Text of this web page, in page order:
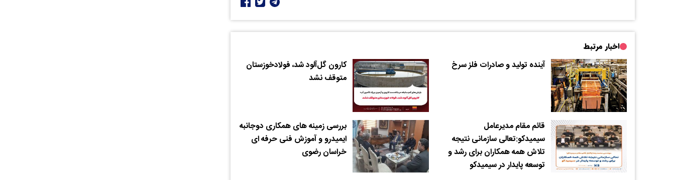
اخبار مرتبط
آینده تولید و صادرات فلز سرخ
کارون گل‌آلود شد، فولادخوزستان
متوقف نشد
قائم مقام مدیرعامل
سیمیدکو:تعالی سازمانی نتیجه
تلاش همه همکاران برای رشد و
توسعه پایدار در سیمیدکو
بررسی زمینه های همکاری دوجانبه
ایمیدرو و آموزش فنی حرفه ای
خراسان رضوی